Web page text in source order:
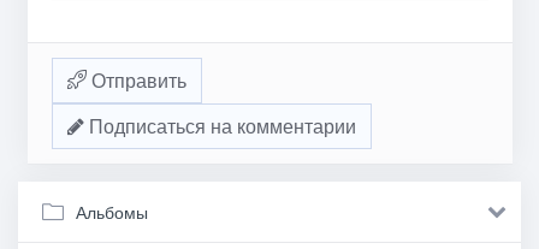
Отправить
Подписаться на комментарии
Альбомы